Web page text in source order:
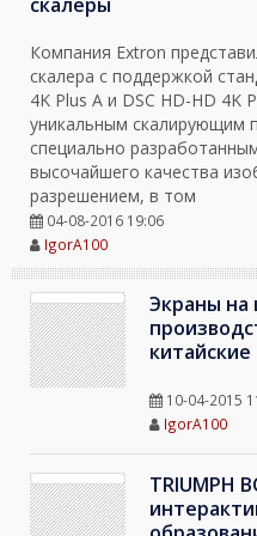
Компания Extron
скалера с поддержкой
4K Plus A и DSC HD-HD 4K
уникальным скалирующим
специально
высочайшего качества
разрешением, в том
04-08-2016 19:06
IgorA100
Экраны на
китайские
10-04-2015
IgorA100
TRIUMPH